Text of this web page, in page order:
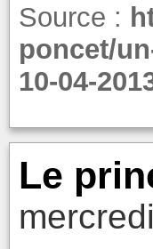
Source :
poncet/
10-04-
Le